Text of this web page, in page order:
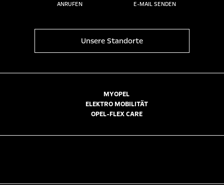
ANRUFEN E-MAIL SENDEN
Unsere Standorte
MYOPEL
ELEKTRO MOBILITÄT
OPEL-FLEX CARE